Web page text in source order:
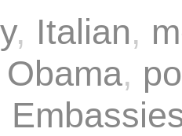
, Italian,
Obama,